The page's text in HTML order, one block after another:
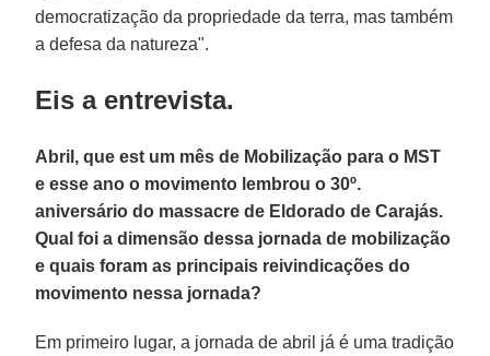
democratização da propriedade da terra, mas também
a defesa da natureza".
Eis a entrevista.
Abril, que est um mês de Mobilização para o MST
e esse ano o movimento lembrou o 30º.
aniversário do massacre de Eldorado de Carajás.
Qual foi a dimensão dessa jornada de mobilização
e quais foram as principais reivindicações do
movimento nessa jornada?
Em primeiro lugar, a jornada de abril já é uma tradição